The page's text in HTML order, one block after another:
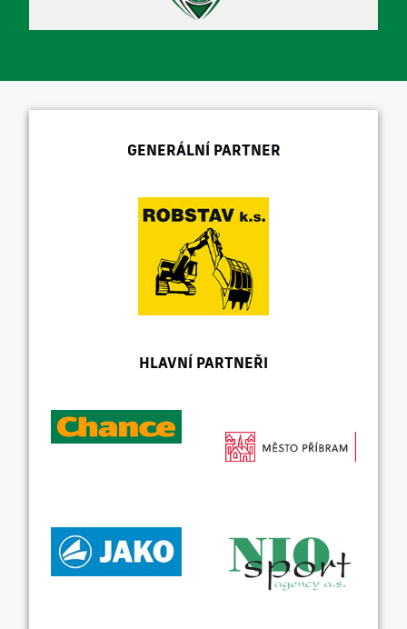
GENERÁLNÍ PARTNER
HLAVNÍ PARTNEŘI